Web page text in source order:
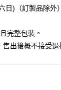
日)（訂製品除外）
完整包裝。
出後概不接受退